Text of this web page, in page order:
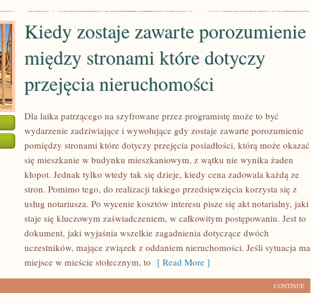
Kiedy zostaje zawarte porozumienie
między stronami które dotyczy
przejęcia nieruchomości
Dla laika patrzącego na szyfrowane przez programistę może to być
wydarzenie zadziwiające i wywołujące gdy zostaje zawarte porozumienie
pomiędzy stronami które dotyczy przejęcia posiadłości, którą może okazać
się mieszkanie w budynku mieszkaniowym, z wątku nie wynika żaden
kłopot. Jednak tylko wtedy tak się dzieje, kiedy cena zadowala każdą ze
stron. Pomimo tego, do realizacji takiego przedsięwzięcia korzysta się z
usług notariusza. Po wycenie kosztów interesu pisze się akt notarialny, jaki
staje się kluczowym zaświadczeniem, w całkowitym postępowaniu. Jest to
dokument, jaki wyjaśnia wszelkie zagadnienia dotyczące dwóch
uczestników, mające związek z oddaniem nieruchomości. Jeśli sytuacja ma
miejsce w mieście stołecznym, to [ Read More ]
CONTINUE